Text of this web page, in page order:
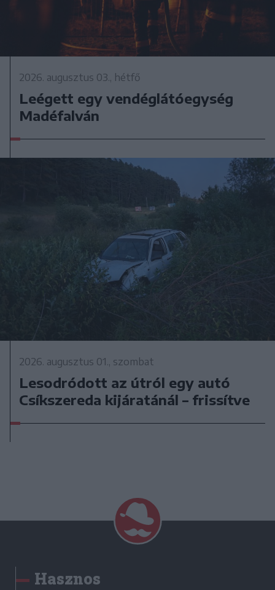
2026. augusztus 03., hétfő
Leégett egy vendéglátóegység
Madéfalván
2026. augusztus 01., szombat
Lesodródott az útról egy autó
Csíkszereda kijáratánál – frissítve
Hasznos